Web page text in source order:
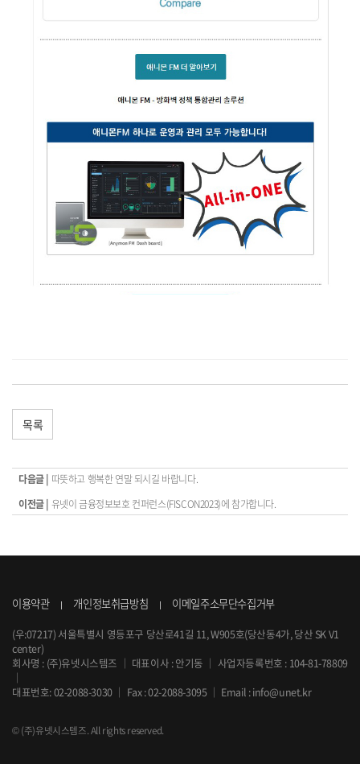
목록
다음글 | 따뜻하고 행복한 연말 되시길 바랍니다.
이전글 | 유넷이 금융정보보호 컨퍼런스(FISCON2023)에 참가합니다.
이용약관 개인정보취급방침
이메일주소무단수집거부
(우:07217) 서울특별시 영등포구 당산로41길 11, W905호(당산동4가, 당산 SK V1
center)
회사명 : (주)유넷시스템즈 ｜ 대표이사 : 안기동 ｜ 사업자등록번호 : 104-81-78809
｜
대표번호:02-2088-3030｜ Fax : 02-2088-3095 ｜ Email :info@unet.kr
© (주)유넷시스템즈. All rights reserved.